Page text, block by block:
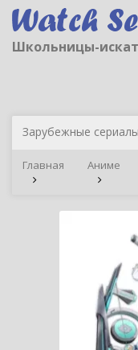
Школьницы-
Зарубежные сериалы
Главная Аниме